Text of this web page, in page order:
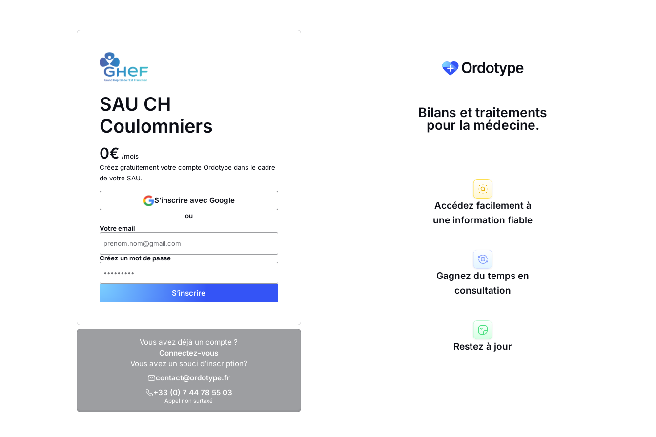
SAU CH
Coulomniers
0€ /mois
Créez gratuitement votre compte Ordotype dans le cadre
de votre SAU.
S’inscrire avec Google
ou
Votre email
Créez un mot de passe
Vous avez déjà un compte ?
Connectez-vous
Vous avez un souci d’inscription?
contact@ordotype.fr
+33 (0) 7 44 78 55 03
Appel non surtaxé
Bilans et traitements
pour la médecine.
Accédez facilement à
une information fiable
Gagnez du temps en
consultation
Restez à jour